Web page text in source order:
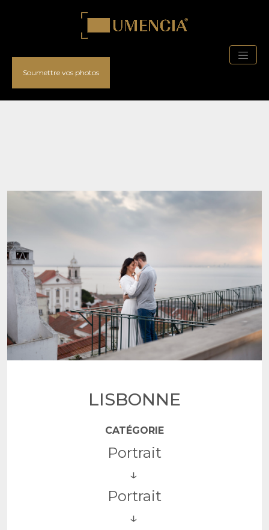
Soumettre vos photos
LISBONNE
CATÉGORIE
Portrait
Portrait